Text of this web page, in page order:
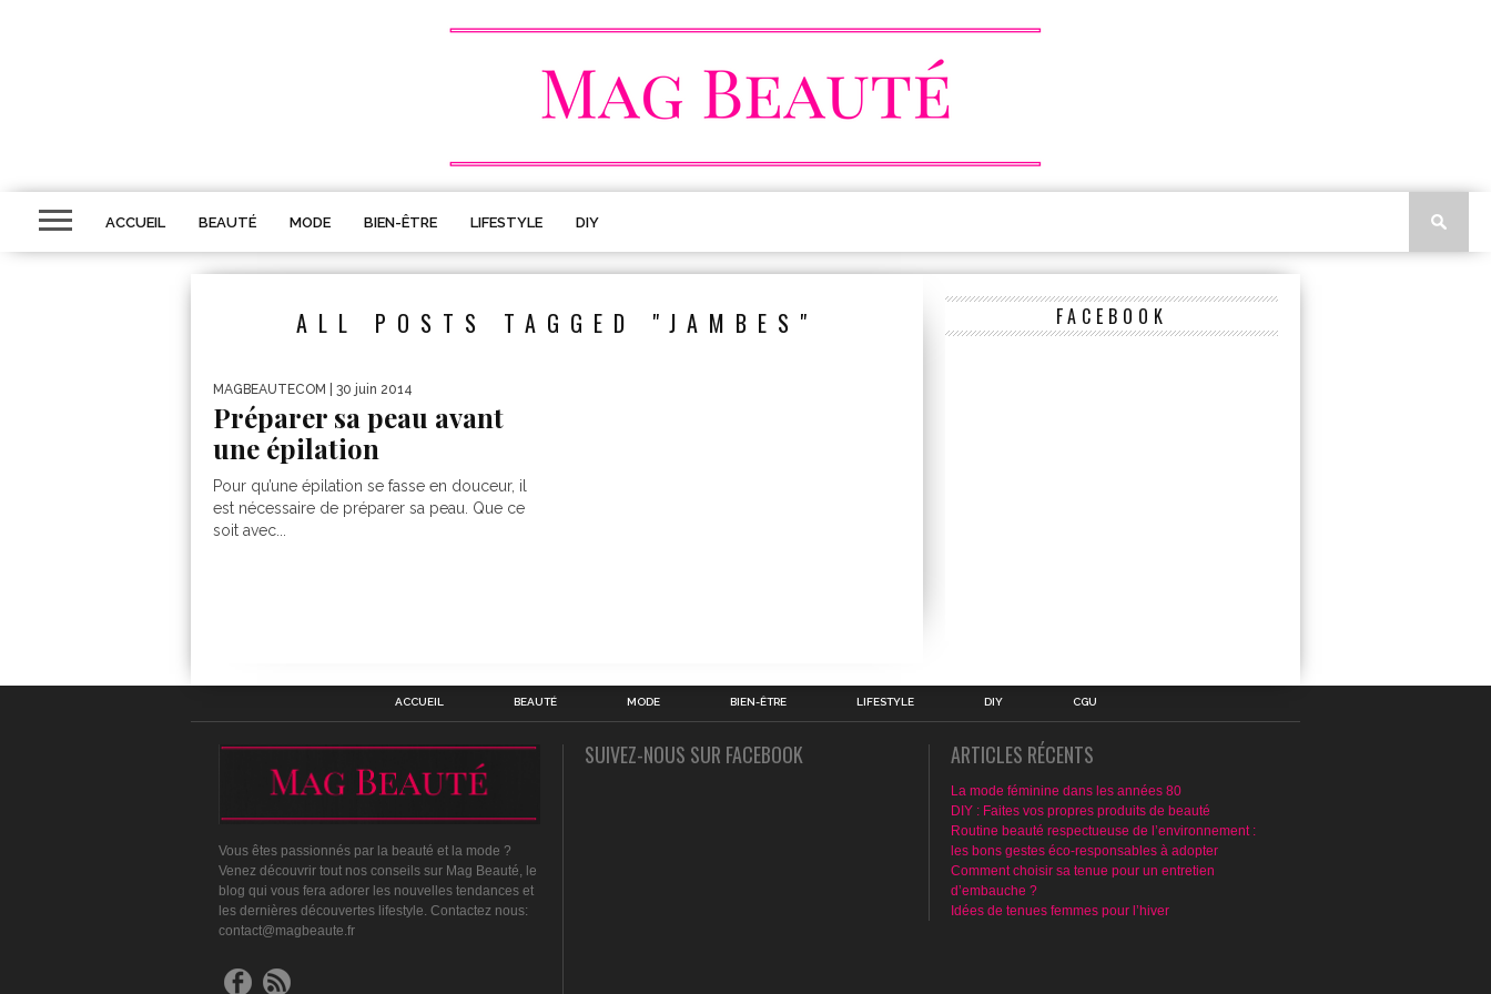
ACCUEIL BEAUTÉ MODE BIEN-ÊTRE LIFESTYLE DIY
ALL POSTS TAGGED "JAMBES"
MAGBEAUTECOM | 30 juin 2014
Préparer sa peau avant
une épilation
Pour qu’une épilation se fasse en douceur, il
est nécessaire de préparer sa peau. Que ce
soit avec...
FACEBOOK
ACCUEIL BEAUTÉ MODE BIEN-ÊTRE LIFESTYLE DIY CGU
Vous êtes passionnés par la beauté et la mode ?
Venez découvrir tout nos conseils sur Mag Beauté, le
blog qui vous fera adorer les nouvelles tendances et
les dernières découvertes lifestyle. Contactez nous:
contact@magbeaute.fr
SUIVEZ-NOUS SUR FACEBOOK ARTICLES RÉCENTS
La mode féminine dans les années 80
DIY : Faites vos propres produits de beauté
Routine beauté respectueuse de l’environnement :
les bons gestes éco-responsables à adopter
Comment choisir sa tenue pour un entretien
d’embauche ?
Idées de tenues femmes pour l’hiver